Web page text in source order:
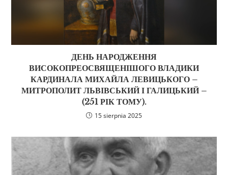
ДЕНЬ НАРОДЖЕННЯ
ВИСОКОПРЕОСВЯЩЕНІШОГО ВЛАДИКИ
КАРДИНАЛА МИХАЙЛА ЛЕВИЦЬКОГО –
МИТРОПОЛИТ ЛЬВІВСЬКИЙ І ГАЛИЦЬКИЙ –
(251 РІК ТОМУ).
15 sierpnia 2025